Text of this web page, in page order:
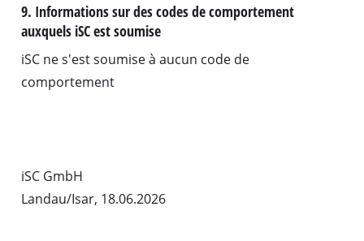
9. Informations sur des codes de comportement
auxquels iSC est soumise
iSC ne s'est soumise à aucun code de
comportement
iSC GmbH
Landau/Isar, 18.06.2026